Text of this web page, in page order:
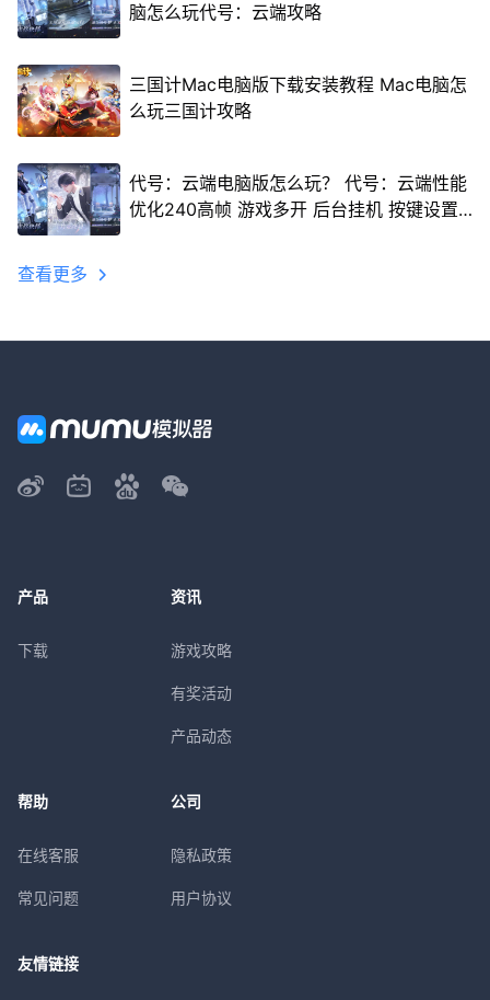
脑怎么玩代号：云端攻略
三国计Mac电脑版下载安装教程 Mac电脑怎
么玩三国计攻略
代号：云端电脑版怎么玩？ 代号：云端性能
优化240高帧 游戏多开 后台挂机 按键设置
查看更多
产品
下载
资讯
游戏攻略
有奖活动
产品动态
帮助
在线客服
常见问题
公司
隐私政策
用户协议
友情链接